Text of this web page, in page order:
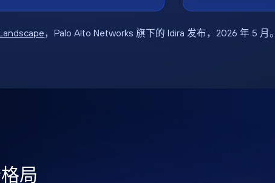
，Palo Alto Networks 旗下的 Idira 发布，2026 年 5 月。
局